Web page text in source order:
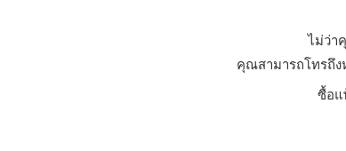
ไม่ว่า
คุณสามารถโทรถึง
ซื้อแ